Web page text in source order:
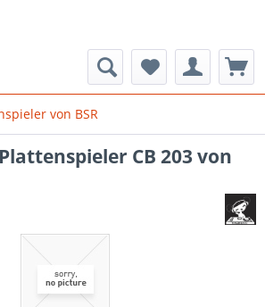
von BSR
CB 203 von